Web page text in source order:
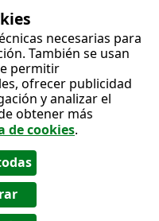
necesarias para
También se usan
permitir
ofrecer publicidad
y analizar el
obtener más
de cookies.